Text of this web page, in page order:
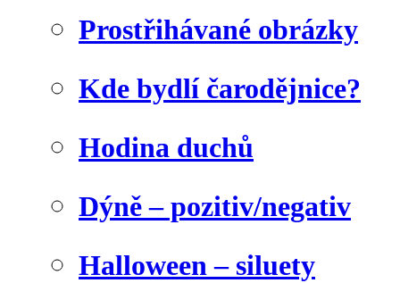
Prostřihávané obrázky
Kde bydlí čarodějnice?
Hodina duchů
Dýně – pozitiv/negativ
Halloween – siluety